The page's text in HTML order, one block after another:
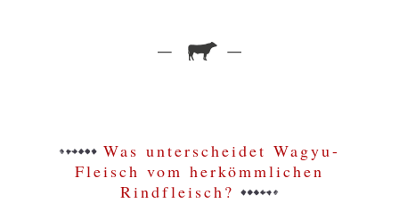
Was unterscheidet Wagyu-
Fleisch vom herkömmlichen
Rindfleisch?